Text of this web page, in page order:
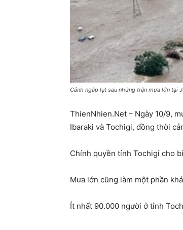
Cảnh ngập lụt sau những trận mưa lớn tại
ThienNhien.Net – Ngày 10/9,
Ibaraki và Tochigi, đồng thời
Chính quyền tỉnh Tochigi cho
Mưa lớn cũng làm một phần
Ít nhất 90.000 người ở tỉnh